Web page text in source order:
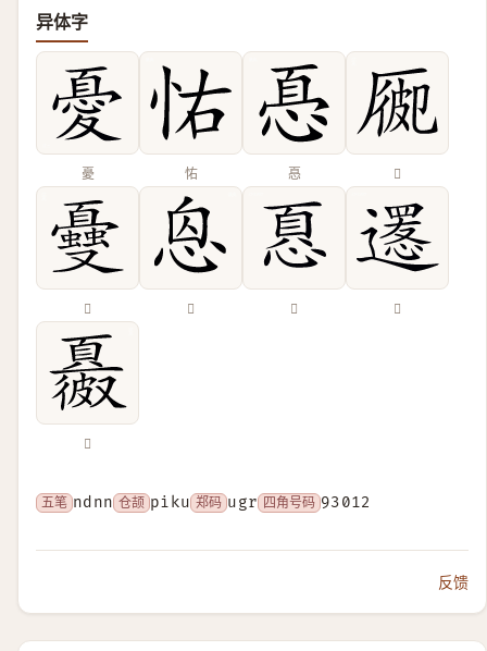
异体字
憂 㤑 㥑 𠪍
𠮕 𢙥 𢝊 𨗫
𩕂
五笔 ndnn 仓颉 piku 郑码 ugr 四角号码 93012
反馈